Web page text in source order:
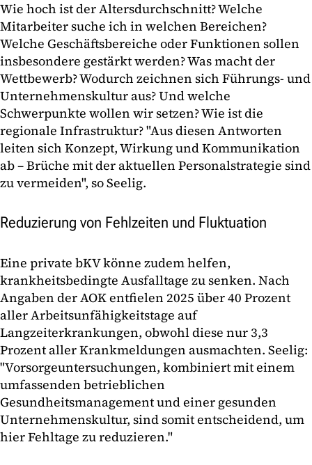
Wie hoch ist der Altersdurchschnitt? Welche
Mitarbeiter suche ich in welchen Bereichen?
Welche Geschäftsbereiche oder Funktionen sollen
insbesondere gestärkt werden? Was macht der
Wettbewerb? Wodurch zeichnen sich Führungs- und
Unternehmenskultur aus? Und welche
Schwerpunkte wollen wir setzen? Wie ist die
regionale Infrastruktur? "Aus diesen Antworten
leiten sich Konzept, Wirkung und Kommunikation
ab – Brüche mit der aktuellen Personalstrategie sind
zu vermeiden", so Seelig.
Reduzierung von Fehlzeiten und Fluktuation
Eine private bKV könne zudem helfen,
krankheitsbedingte Ausfalltage zu senken. Nach
Angaben der AOK entfielen 2025 über 40 Prozent
aller Arbeitsunfähigkeitstage auf
Langzeiterkrankungen, obwohl diese nur 3,3
Prozent aller Krankmeldungen ausmachten. Seelig:
"Vorsorgeuntersuchungen, kombiniert mit einem
umfassenden betrieblichen
Gesundheitsmanagement und einer gesunden
Unternehmenskultur, sind somit entscheidend, um
hier Fehltage zu reduzieren."